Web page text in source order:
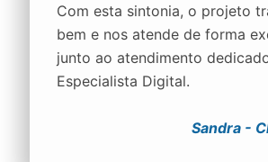
Com esta sintonia, o projeto
bem e nos atende de forma
junto ao atendimento
Especialista Digital.
Sandra -